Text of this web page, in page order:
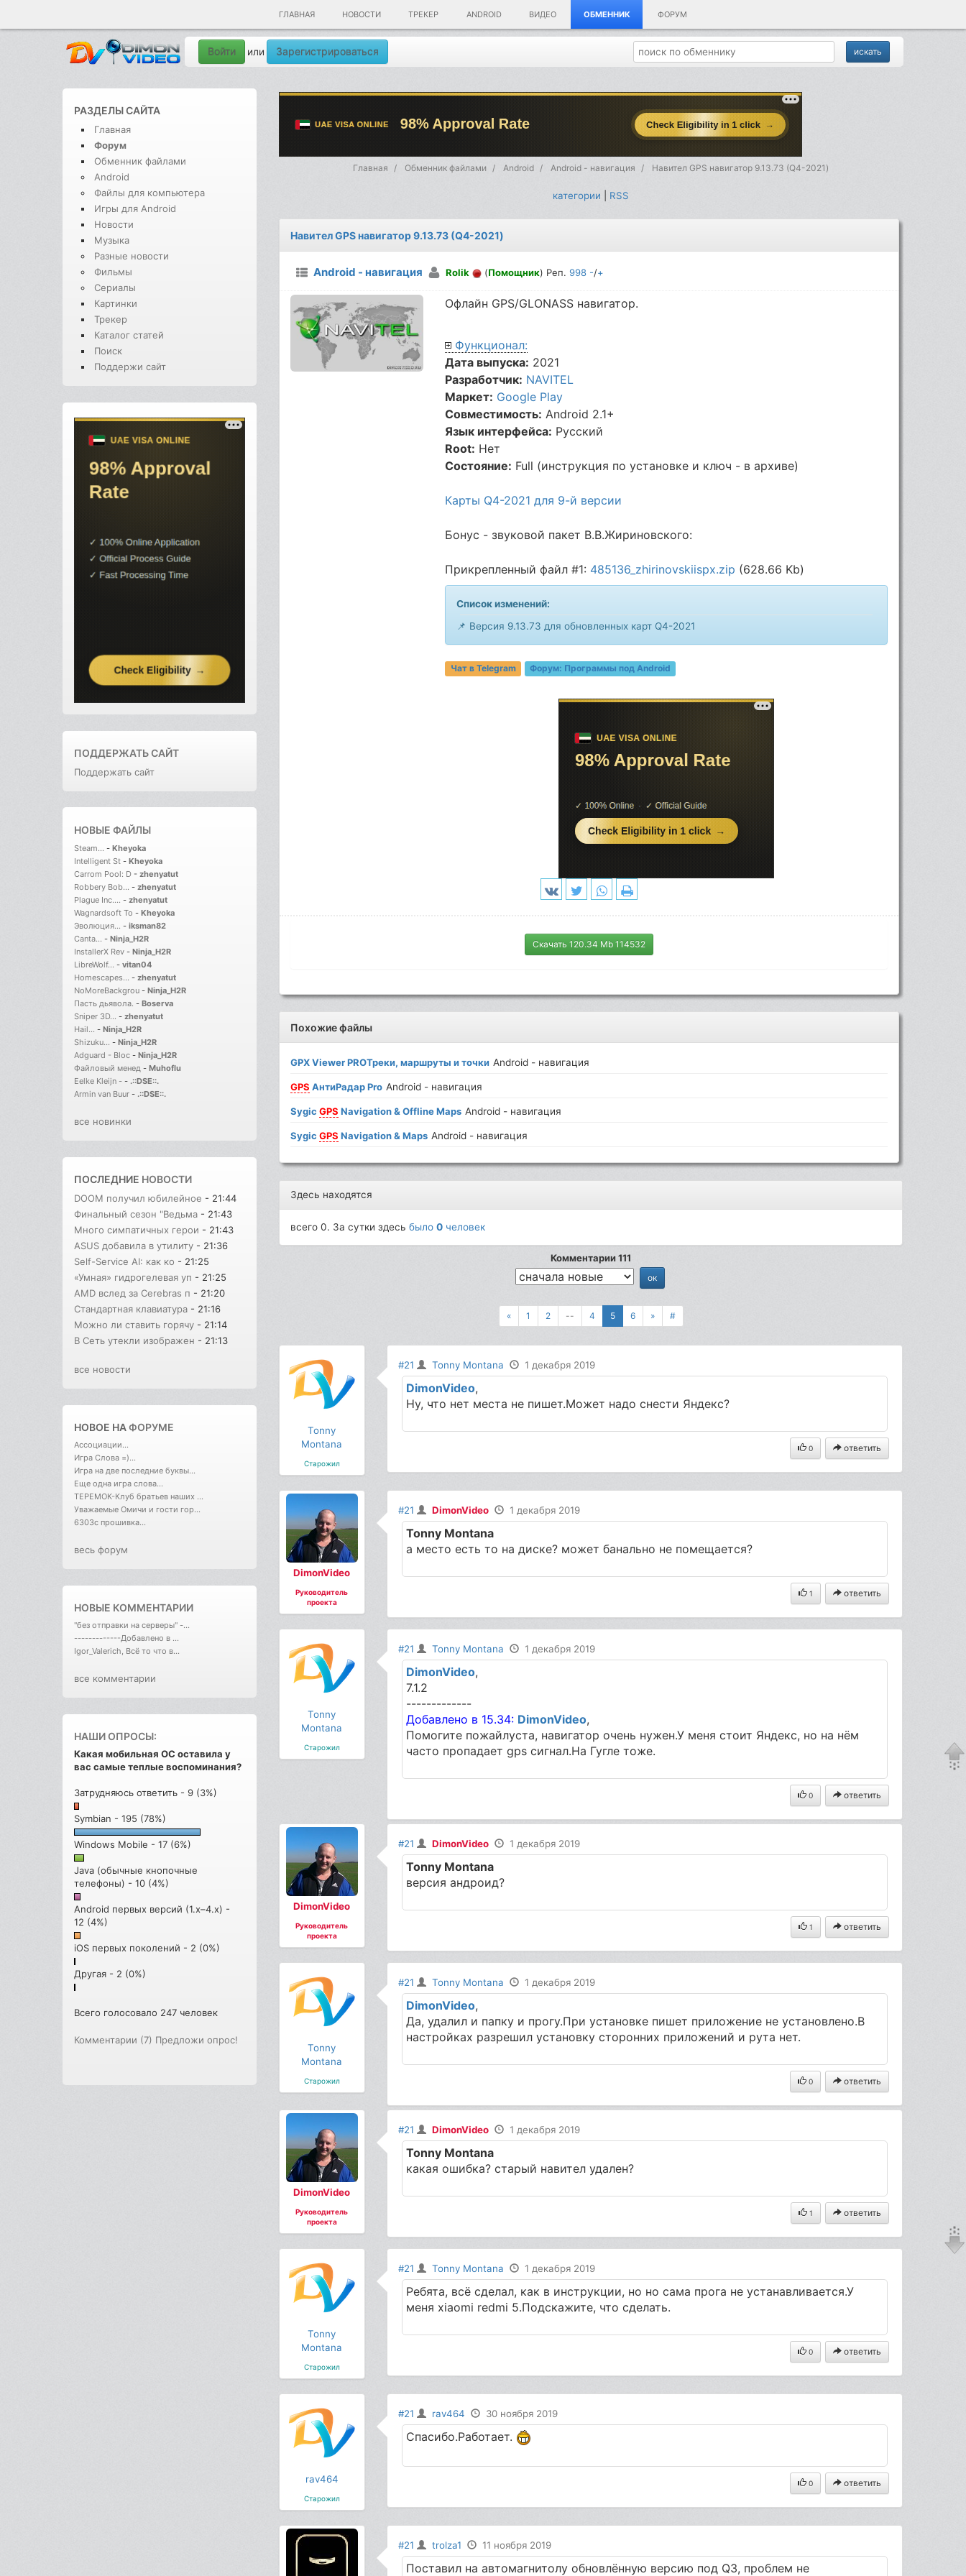
ГЛАВНАЯ НОВОСТИ ТРЕКЕР ANDROID ВИДЕО ОБМЕННИК ФОРУМ
Войти или Зарегистрироваться
РАЗДЕЛЫ САЙТА
Главная
Форум
Обменник файлами
Android
Файлы для компьютера
Игры для Android
Новости
Музыка
Разные новости
Фильмы
Сериалы
Картинки
Трекер
Каталог статей
Поиск
Поддержи сайт
ПОДДЕРЖАТЬ САЙТ
Поддержать сайт
НОВЫЕ ФАЙЛЫ
Steam... - Kheyoka
Intelligent St - Kheyoka
Carrom Pool: D - zhenyatut
Robbery Bob... - zhenyatut
Plague Inc.... - zhenyatut
Wagnardsoft To - Kheyoka
Эволюция... - iksman82
Canta... - Ninja_H2R
InstallerX Rev - Ninja_H2R
LibreWolf... - vitan04
Homescapes... - zhenyatut
NoMoreBackgrou - Ninja_H2R
Пасть дьявола. - Boserva
Sniper 3D... - zhenyatut
Hail... - Ninja_H2R
Shizuku... - Ninja_H2R
Adguard - Bloc - Ninja_H2R
Файловый менед - Muhoflu
Eelke Kleijn - - .::DSE::.
Armin van Buur - .::DSE::.
все новинки
ПОСЛЕДНИЕ НОВОСТИ
DOOM получил юбилейное - 21:44
Финальный сезон "Ведьма - 21:43
Много симпатичных герои - 21:43
ASUS добавила в утилиту - 21:36
Self-Service AI: как ко - 21:25
«Умная» гидрогелевая уп - 21:25
AMD вслед за Cerebras п - 21:20
Стандартная клавиатура - 21:16
Можно ли ставить горячу - 21:14
В Cеть утекли изображен - 21:13
все новости
НОВОЕ НАФОРУМЕ
Ассоциации...
Игра Слова =)...
Игра на две последние буквы...
Еще одна игра слова...
ТЕРЕМОК-Клуб братьев наших ...
Уважаемые Омичи и гости гор...
6303с прошивка...
весь форум
НОВЫЕ КОММЕНТАРИИ
"без отправки на серверы" -...
-------------Добавлено в ...
Igor_Valerich, Всё то что в...
все комментарии
НАШИ ОПРОСЫ:
Какая мобильная ОС оставила у
вас самые теплые воспоминания?
Затрудняюсь ответить - 9 (3%)
Symbian - 195 (78%)
Windows Mobile - 17 (6%)
Java (обычные кнопочные
телефоны) - 10 (4%)
Android первых версий (1.x–4.x) -
12 (4%)
iOS первых поколений - 2 (0%)
Другая - 2 (0%)
Всего голосовало 247 человек
Комментарии (7) Предложи опрос!
Главная Обменник файлами Android Android - навигация Навител GPS навигатор 9.13.73 (Q4-2021)
категории RSS
Навител GPS навигатор 9.13.73 (Q4-2021)
Android - навигация Rolik (Помощник) Реп.998 -/+
Офлайн GPS/GLONASS навигатор.
Функционал:
Дата выпуска: 2021
Разработчик: NAVITEL
Маркет: Google Play
Совместимость: Android 2.1+
Язык интерфейса: Русский
Root: Нет
Состояние: Full (инструкция по установке и ключ - в архиве)
Карты Q4-2021 для 9-й версии
Бонус - звуковой пакет В.В.Жириновского:
Прикрепленный файл #1: 485136_zhirinovskiispx.zip (628.66 Kb)
Список изменений:
📌 Версия 9.13.73 для обновленных карт Q4-2021
Чат в Telegram Форум: Программы под Android
Скачать 120.34 Mb 114532
Похожие файлы
GPX Viewer PROТреки, маршруты и точки Android - навигация
GPS АнтиРадар Pro Android - навигация
SygicGPS Navigation & Offline Maps Android - навигация
SygicGPS Navigation & Maps Android - навигация
Здесь находятся
всего 0. За сутки здесьбыло0 человек
Комментарии 111
« 1 2 -- 4 5 6 » #
Tonny
Montana
Старожил
#21 Tonny Montana 1 декабря 2019
DimonVideo,
Ну, что нет места не пишет.Может надо снести Яндекс?
0 ответить
DimonVideo
Руководитель
проекта
#21 DimonVideo 1 декабря 2019
Tonny Montana
а место есть то на диске? может банально не помещается?
1 ответить
Tonny
Montana
Старожил
#21 Tonny Montana 1 декабря 2019
DimonVideo,
7.1.2
-------------
Добавлено в 15.34: DimonVideo,
Помогите пожайлуста, навигатор очень нужен.У меня стоит Яндекс, но на нём
часто пропадает gps сигнал.На Гугле тоже.
0 ответить
DimonVideo
Руководитель
проекта
#21 DimonVideo 1 декабря 2019
Tonny Montana
версия андроид?
1 ответить
Tonny
Montana
Старожил
#21 Tonny Montana 1 декабря 2019
DimonVideo,
Да, удалил и папку и прогу.При установке пишет приложение не установлено.В
настройках разрешил установку сторонних приложений и рута нет.
0 ответить
DimonVideo
Руководитель
проекта
#21 DimonVideo 1 декабря 2019
Tonny Montana
какая ошибка? старый навител удален?
1 ответить
Tonny
Montana
Старожил
#21 Tonny Montana 1 декабря 2019
Ребята, всё сделал, как в инструкции, но но сама прога не устанавливается.У
меня xiaomi redmi 5.Подскажите, что сделать.
0 ответить
rav464
Старожил
#21 rav464 30 ноября 2019
Спасибо.Работает.
0 ответить
#21 trolza1 11 ноября 2019
Поставил на автомагнитолу обновлённую версию под Q3, проблем не